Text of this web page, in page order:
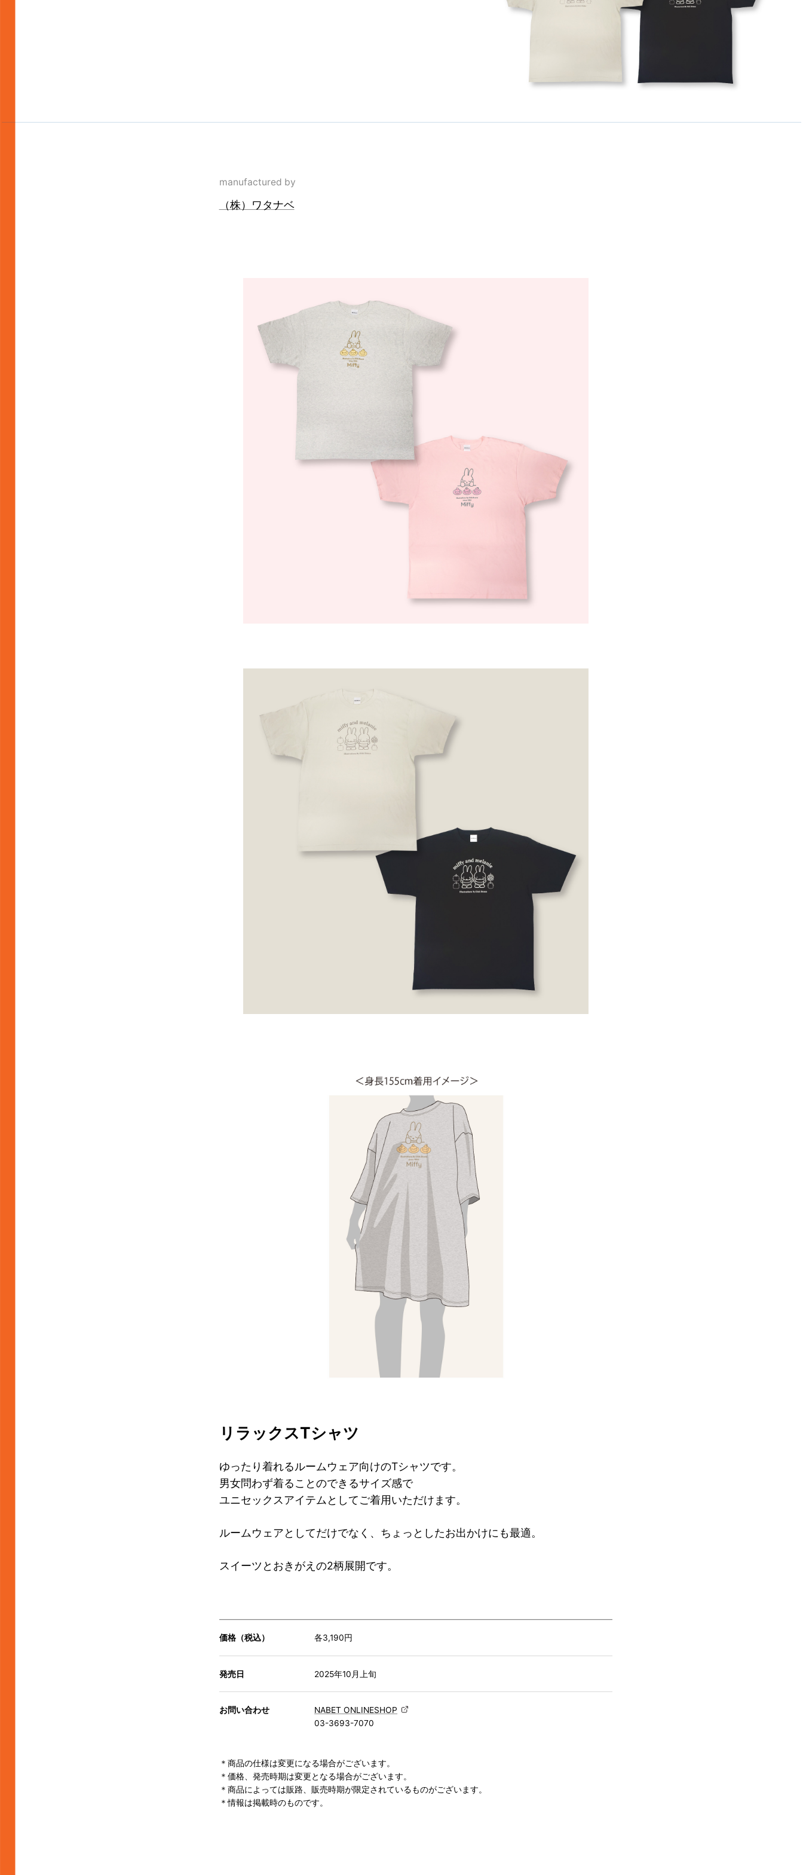
manufactured by
（株）ワタナベ
リラックスTシャツ
ゆったり着れるルームウェア向けのTシャツです。
男女問わず着ることのできるサイズ感で
ユニセックスアイテムとしてご着用いただけます。
ルームウェアとしてだけでなく、ちょっとしたお出かけにも最適。
スイーツとおきがえの2柄展開です。
価格（税込） 各3,190円
発売日 2025年10月上旬
お問い合わせ
NABET ONLINESHOP
03-3693-7070
＊商品の仕様は変更になる場合がございます。
＊価格、発売時期は変更となる場合がございます。
＊商品によっては販路、販売時期が限定されているものがございます。
＊情報は掲載時のものです。